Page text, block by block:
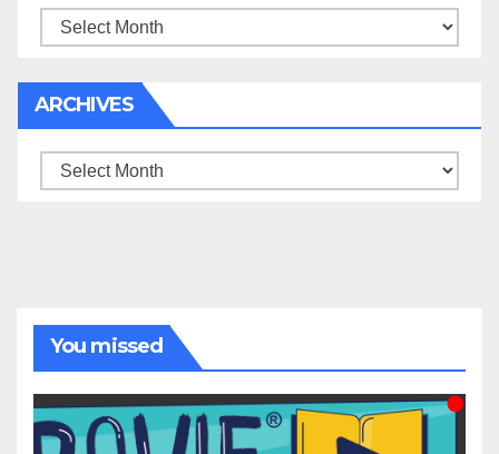
Arhive
ARCHIVES
Archives
You missed